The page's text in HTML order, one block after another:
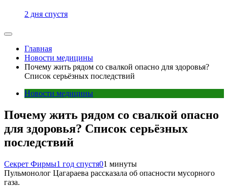
2 дня спустя
Главная
Новости медицины
Почему жить рядом со свалкой опасно для здоровья?
Список серьёзных последствий
Новости медицины
Почему жить рядом со свалкой опасно
для здоровья? Список серьёзных
последствий
Секрет Фирмы1 год спустя01 минуты
Пульмонолог Цагараева рассказала об опасности мусорного
газа.